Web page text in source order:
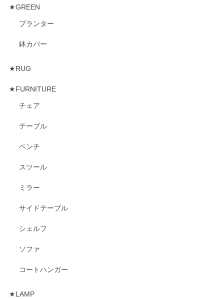
★GREEN
プランター
鉢カバー
★RUG
★FURNITURE
チェア
テーブル
ベンチ
スツール
ミラー
サイドテーブル
シェルフ
ソファ
コートハンガー
★LAMP